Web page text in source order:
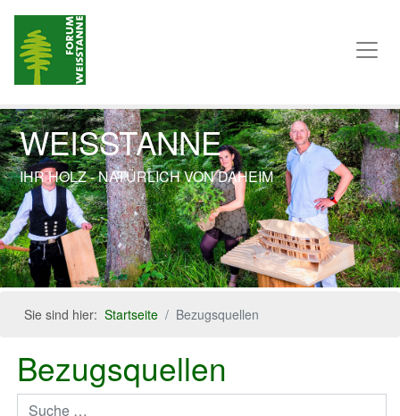
WEISSTANNE
IHR HOLZ - NATÜRLICH VON DAHEIM
Previous Next
Sie sind hier:Startseite Bezugsquellen
Bezugsquellen